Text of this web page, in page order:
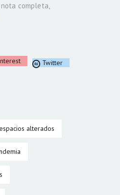
completa,
Twitter
alterados